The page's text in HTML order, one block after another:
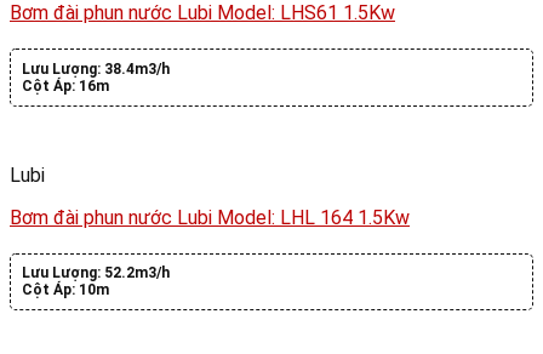
Bơm đài phun nước Lubi Model: LHS61 1.5Kw
Lưu Lượng: 38.4m3/h
Cột Áp: 16m
Lubi
Bơm đài phun nước Lubi Model: LHL 164 1.5Kw
Lưu Lượng: 52.2m3/h
Cột Áp: 10m